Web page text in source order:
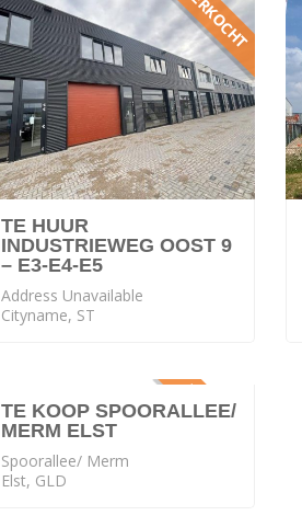
VERKOCHT
TE HUUR
INDUSTRIEWEG OOST 9
– E3-E4-E5
Address Unavailable
Cityname, ST
VERKOCHT
TE KOOP SPOORALLEE/
MERM ELST
Spoorallee/ Merm
Elst, GLD